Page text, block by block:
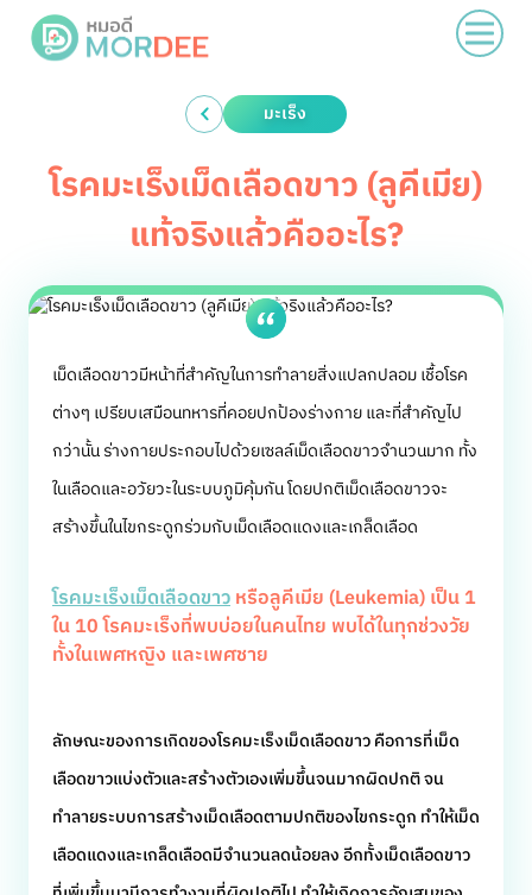
มะเร็ง
โรคมะเร็งเม็ดเลือดขาว (ลูคีเมีย)
แท้จริงแล้วคืออะไร?
เม็ดเลือดขาวมีหน้าที่สำคัญในการทำลายสิ่งแปลกปลอม เชื้อโรค
ต่างๆ เปรียบเสมือนทหารที่คอยปกป้องร่างกาย และที่สำคัญไป
กว่านั้น ร่างกายประกอบไปด้วยเซลล์เม็ดเลือดขาวจำนวนมาก ทั้ง
ในเลือดและอวัยวะในระบบภูมิคุ้มกัน โดยปกติเม็ดเลือดขาวจะ
สร้างขึ้นในไขกระดูกร่วมกับเม็ดเลือดแดงและเกล็ดเลือด
โรคมะเร็งเม็ดเลือดขาวหรือลูคีเมีย (Leukemia) เป็น 1
ใน 10 โรคมะเร็งที่พบบ่อยในคนไทย พบได้ในทุกช่วงวัย
ทั้งในเพศหญิง และเพศชาย
ลักษณะของการเกิดของโรคมะเร็งเม็ดเลือดขาว คือการที่เม็ด
เลือดขาวแบ่งตัวและสร้างตัวเองเพิ่มขึ้นจนมากผิดปกติ จน
ทำลายระบบการสร้างเม็ดเลือดตามปกติของไขกระดูก ทำให้เม็ด
เลือดแดงและเกล็ดเลือดมีจำนวนลดน้อยลง อีกทั้งเม็ดเลือดขาว